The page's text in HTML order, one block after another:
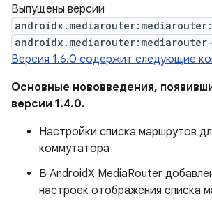
Выпущены версии
Версия 1.6.0 содержит следующие
Основные нововведения,
версии 1.4.0.
Настройки списка маршрутов
коммутатора
В AndroidX MediaRouter
настроек отображения списка